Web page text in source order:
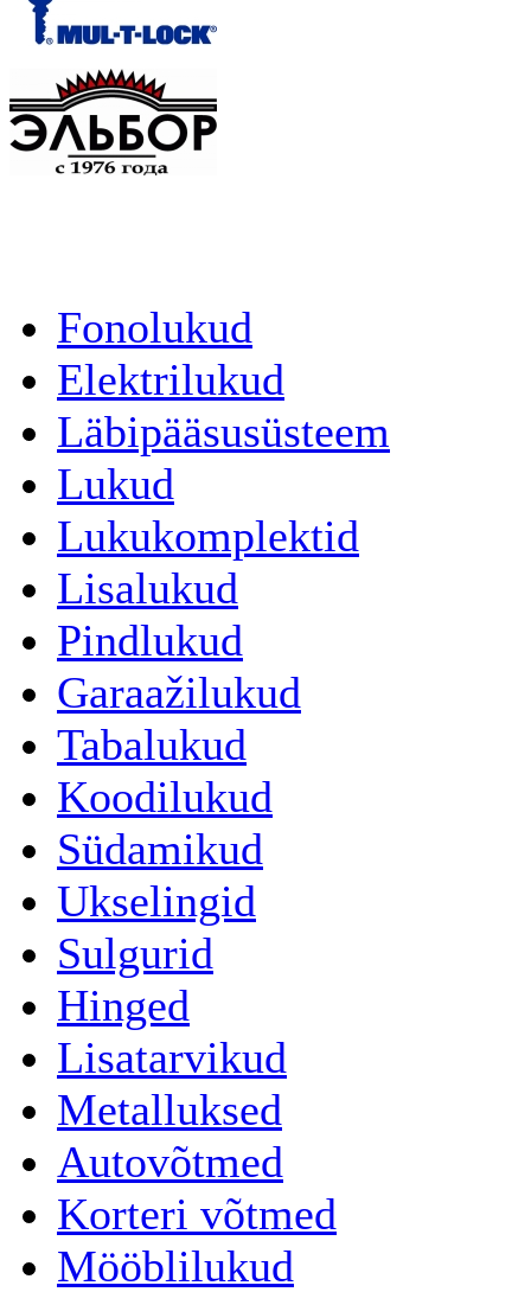
Fonolukud
Elektrilukud
Läbipääsusüsteem
Lukud
Lukukomplektid
Lisalukud
Pindlukud
Garaažilukud
Tabalukud
Koodilukud
Südamikud
Ukselingid
Sulgurid
Hinged
Lisatarvikud
Metalluksed
Autovõtmed
Korteri võtmed
Mööblilukud